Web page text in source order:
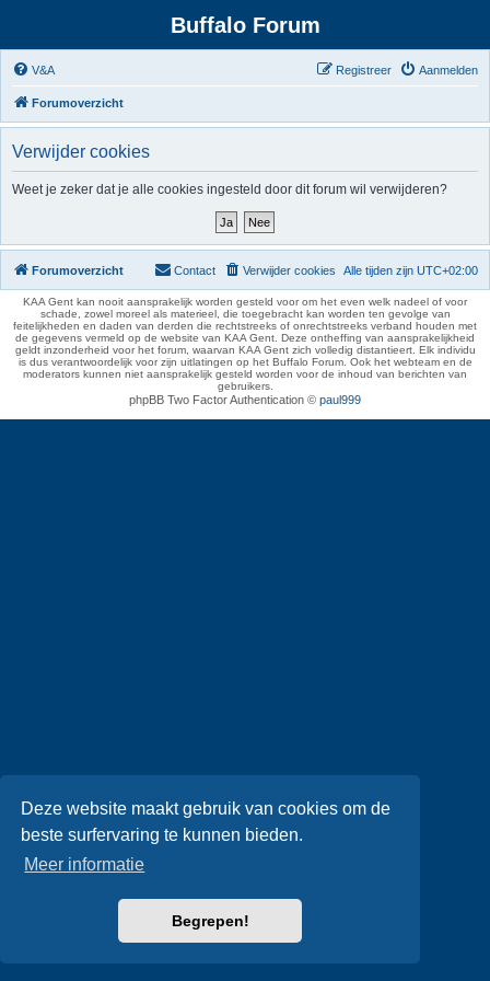
Deze website maakt gebruik van cookies om de
beste surfervaring te kunnen bieden.
Meer informatie
Begrepen!
Buffalo Forum
V&A Aanmelden
Registreer
Forumoverzicht
Verwijder cookies
Weet je zeker dat je alle cookies ingesteld door dit forum wil verwijderen?
Forumoverzicht Alle tijden zijn UTC+02:00
Verwijder cookies
Contact
KAA Gent kan nooit aansprakelijk worden gesteld voor om het even welk nadeel of voor
schade, zowel moreel als materieel, die toegebracht kan worden ten gevolge van
feitelijkheden en daden van derden die rechtstreeks of onrechtstreeks verband houden met
de gegevens vermeld op de website van KAA Gent. Deze ontheffing van aansprakelijkheid
geldt inzonderheid voor het forum, waarvan KAA Gent zich volledig distantieert. Elk individu
is dus verantwoordelijk voor zijn uitlatingen op het Buffalo Forum. Ook het webteam en de
moderators kunnen niet aansprakelijk gesteld worden voor de inhoud van berichten van
gebruikers.
phpBB Two Factor Authentication © paul999